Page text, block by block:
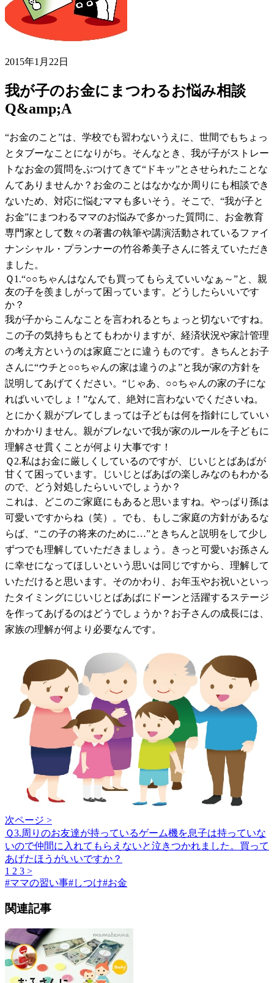
2015年1月22日
我が子のお金にまつわるお悩み相談
Q&amp;A
“お金のこと”は、学校でも習わないうえに、世間でもちょっ
とタブーなことになりがち。そんなとき、我が子がストレー
トなお金の質問をぶつけてきて“ドキッ”とさせられたことな
んてありませんか？お金のことはなかなか周りにも相談でき
ないため、対応に悩むママも多いそう。そこで、“我が子と
お金”にまつわるママのお悩みで多かった質問に、お金教育
専門家として数々の著書の執筆や講演活動されているファイ
ナンシャル・プランナーの竹谷希美子さんに答えていただき
ました。
Ｑ1.“○○ちゃんはなんでも買ってもらえていいなぁ～”と、親
友の子を羨ましがって困っています。どうしたらいいです
か？
我が子からこんなことを言われるとちょっと切ないですね。
この子の気持ちもとてもわかりますが、経済状況や家計管理
の考え方というのは家庭ごとに違うものです。きちんとお子
さんに“ウチと○○ちゃんの家は違うのよ”と我が家の方針を
説明してあげてください。“じゃあ、○○ちゃんの家の子にな
ればいいでしょ！”なんて、絶対に言わないでくださいね。
とにかく親がブレてしまっては子どもは何を指針にしていい
かわかりません。親がブレないで我が家のルールを子どもに
理解させ貫くことが何より大事です！
Ｑ2.私はお金に厳しくしているのですが、じいじとばあばが
甘くて困っています。じいじとばあばの楽しみなのもわかる
ので、どう対処したらいいでしょうか？
これは、どこのご家庭にもあると思いますね。やっぱり孫は
可愛いですからね（笑）。でも、もしご家庭の方針があるな
らば、“この子の将来のために…”ときちんと説明をして少し
ずつでも理解していただきましょう。きっと可愛いお孫さん
に幸せになってほしいという思いは同じですから、理解して
いただけると思います。そのかわり、お年玉やお祝いといっ
たタイミングにじいじとばあばにドーンと活躍するステージ
を作ってあげるのはどうでしょうか？お子さんの成長には、
家族の理解が何より必要なんです。
次ページ >
Ｑ3.周りのお友達が持っているゲーム機を息子は持っていな
いので仲間に入れてもらえないと泣きつかれました。買って
あげたほうがいいですか？
1 2 3 >
#ママの習い事#しつけ#お金
関連記事